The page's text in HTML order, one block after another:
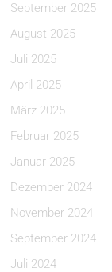
September 2025
August 2025
Juli 2025
April 2025
März 2025
Februar 2025
Januar 2025
Dezember 2024
November 2024
September 2024
Juli 2024